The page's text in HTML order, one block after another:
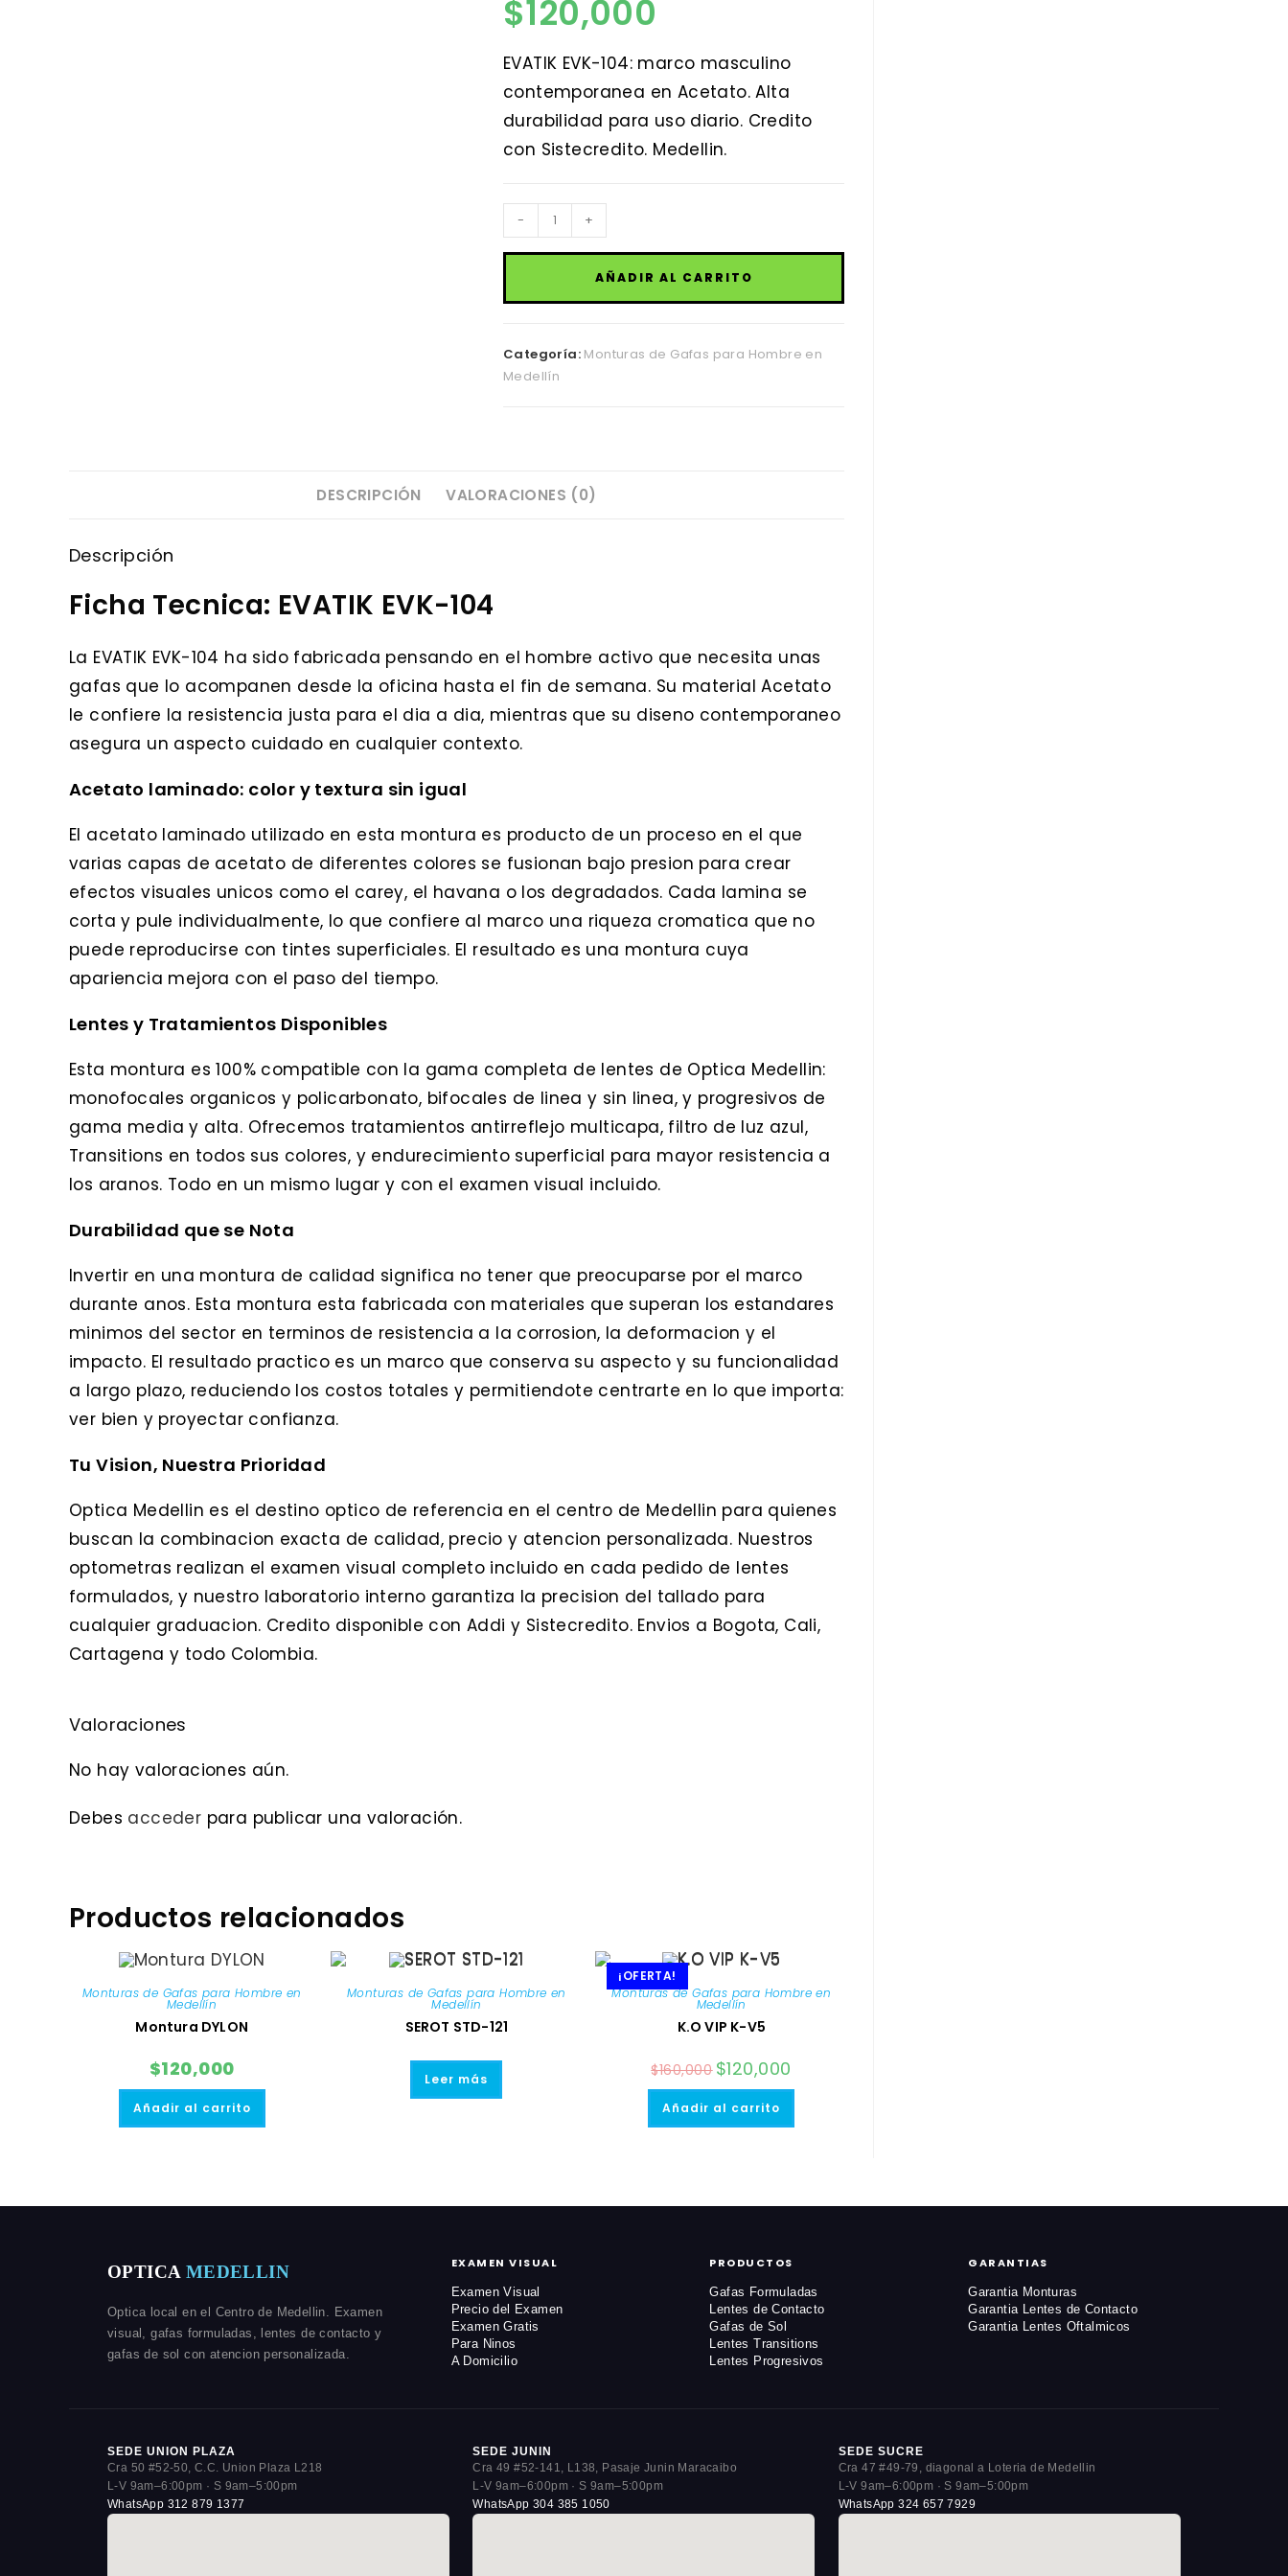
$120,000
EVATIK EVK-104: marco masculino
contemporanea en Acetato. Alta
durabilidad para uso diario. Credito
con Sistecredito. Medellin.
EVK-
104
- +
AÑADIR AL CARRITO
Categoría: Monturas de Gafas para Hombre en
Medellín
DESCRIPCIÓN VALORACIONES (0)
Descripción
Ficha Tecnica: EVATIK EVK-104
La EVATIK EVK-104 ha sido fabricada pensando en el hombre activo que necesita unas
gafas que lo acompanen desde la oficina hasta el fin de semana. Su material Acetato
le confiere la resistencia justa para el dia a dia, mientras que su diseno contemporaneo
asegura un aspecto cuidado en cualquier contexto.
Acetato laminado: color y textura sin igual
El acetato laminado utilizado en esta montura es producto de un proceso en el que
varias capas de acetato de diferentes colores se fusionan bajo presion para crear
efectos visuales unicos como el carey, el havana o los degradados. Cada lamina se
corta y pule individualmente, lo que confiere al marco una riqueza cromatica que no
puede reproducirse con tintes superficiales. El resultado es una montura cuya
apariencia mejora con el paso del tiempo.
Lentes y Tratamientos Disponibles
Esta montura es 100% compatible con la gama completa de lentes de Optica Medellin:
monofocales organicos y policarbonato, bifocales de linea y sin linea, y progresivos de
gama media y alta. Ofrecemos tratamientos antirreflejo multicapa, filtro de luz azul,
Transitions en todos sus colores, y endurecimiento superficial para mayor resistencia a
los aranos. Todo en un mismo lugar y con el examen visual incluido.
Durabilidad que se Nota
Invertir en una montura de calidad significa no tener que preocuparse por el marco
durante anos. Esta montura esta fabricada con materiales que superan los estandares
minimos del sector en terminos de resistencia a la corrosion, la deformacion y el
impacto. El resultado practico es un marco que conserva su aspecto y su funcionalidad
a largo plazo, reduciendo los costos totales y permitiendote centrarte en lo que importa:
ver bien y proyectar confianza.
Tu Vision, Nuestra Prioridad
Optica Medellin es el destino optico de referencia en el centro de Medellin para quienes
buscan la combinacion exacta de calidad, precio y atencion personalizada. Nuestros
optometras realizan el examen visual completo incluido en cada pedido de lentes
formulados, y nuestro laboratorio interno garantiza la precision del tallado para
cualquier graduacion. Credito disponible con Addi y Sistecredito. Envios a Bogota, Cali,
Cartagena y todo Colombia.
Valoraciones
No hay valoraciones aún.
Debes acceder para publicar una valoración.
Productos relacionados
Monturas de Gafas para Hombre en
Medellín
Montura DYLON
$120,000
Añadir al carrito
Monturas de Gafas para Hombre en
Medellín
SEROT STD-121
Leer más
¡OFERTA!
Monturas de Gafas para Hombre en
Medellín
K.O VIP K-V5
$160,000 El
precio
original
era:
$120,000
actual
Añadir al carrito
OPTICA MEDELLIN
Optica local en el Centro de Medellin. Examen
visual, gafas formuladas, lentes de contacto y
gafas de sol con atencion personalizada.
EXAMEN VISUAL
Examen Visual
Precio del Examen
Examen Gratis
Para Ninos
A Domicilio
PRODUCTOS
Gafas Formuladas
Lentes de Contacto
Gafas de Sol
Lentes Transitions
Lentes Progresivos
GARANTIAS
Garantia Monturas
Garantia Lentes de Contacto
Garantia Lentes Oftalmicos
SEDE UNION PLAZA
Cra 50 #52-50, C.C. Union Plaza L218
L-V 9am–6:00pm · S 9am–5:00pm
WhatsApp 312 879 1377
SEDE JUNIN
Cra 49 #52-141, L138, Pasaje Junin Maracaibo
L-V 9am–6:00pm · S 9am–5:00pm
WhatsApp 304 385 1050
SEDE SUCRE
Cra 47 #49-79, diagonal a Loteria de Medellin
L-V 9am–6:00pm · S 9am–5:00pm
WhatsApp 324 657 7929